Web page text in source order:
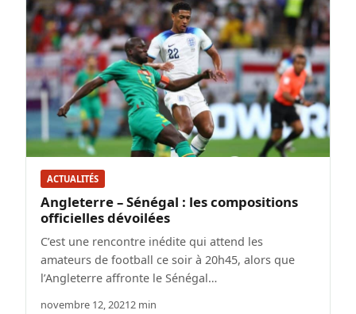
ACTUALITÉS
Angleterre – Sénégal : les compositions
officielles dévoilées
C’est une rencontre inédite qui attend les
amateurs de football ce soir à 20h45, alors que
l’Angleterre affronte le Sénégal…
novembre 12, 20212 min